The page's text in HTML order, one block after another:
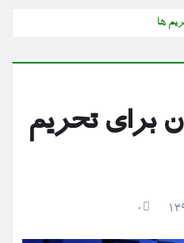
ها
برای تحریم
0